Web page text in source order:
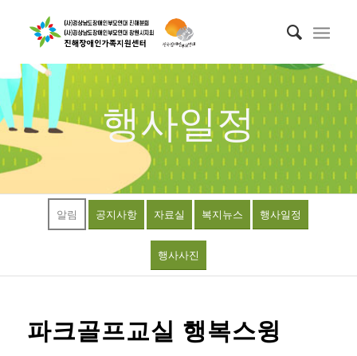
행사일정
알림 공지사항 자료실 복지뉴스 행사일정
행사사진
파크골프교실 행복스윙